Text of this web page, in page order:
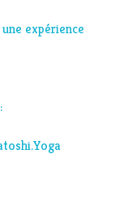
expérience